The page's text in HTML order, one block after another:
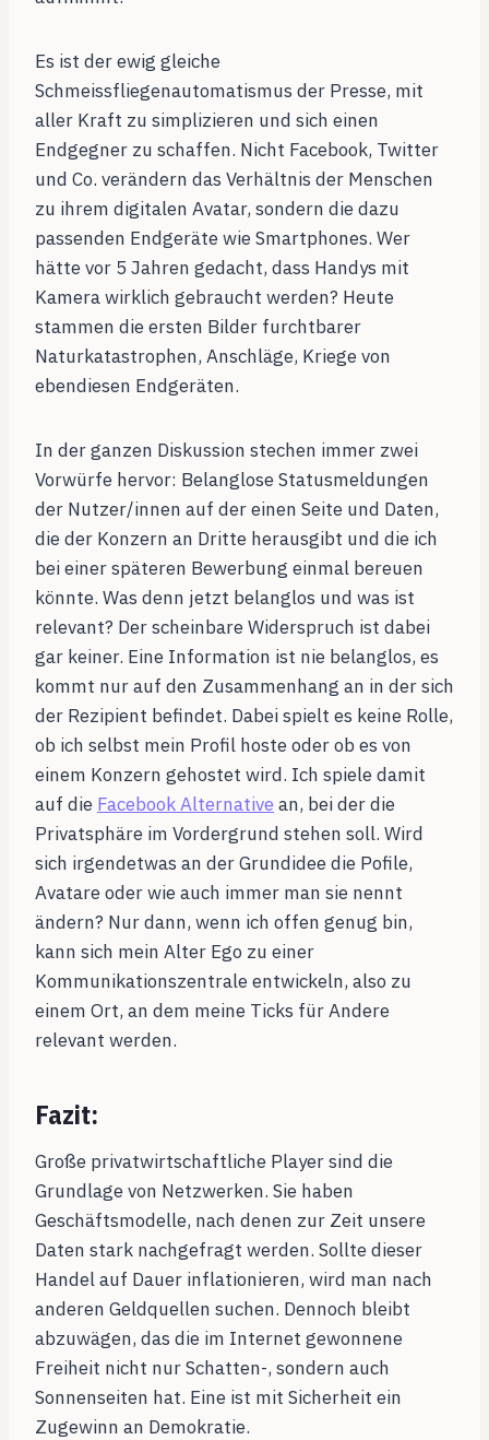
Es ist der ewig gleiche
Schmeissfliegenautomatismus der Presse, mit
aller Kraft zu simplizieren und sich einen
Endgegner zu schaffen. Nicht Facebook, Twitter
und Co. verändern das Verhältnis der Menschen
zu ihrem digitalen Avatar, sondern die dazu
passenden Endgeräte wie Smartphones. Wer
hätte vor 5 Jahren gedacht, dass Handys mit
Kamera wirklich gebraucht werden? Heute
stammen die ersten Bilder furchtbarer
Naturkatastrophen, Anschläge, Kriege von
ebendiesen Endgeräten.
In der ganzen Diskussion stechen immer zwei
Vorwürfe hervor: Belanglose Statusmeldungen
der Nutzer/innen auf der einen Seite und Daten,
die der Konzern an Dritte herausgibt und die ich
bei einer späteren Bewerbung einmal bereuen
könnte. Was denn jetzt belanglos und was ist
relevant? Der scheinbare Widerspruch ist dabei
gar keiner. Eine Information ist nie belanglos, es
kommt nur auf den Zusammenhang an in der sich
der Rezipient befindet. Dabei spielt es keine Rolle,
ob ich selbst mein Profil hoste oder ob es von
einem Konzern gehostet wird. Ich spiele damit
auf die Facebook Alternative an, bei der die
Privatsphäre im Vordergrund stehen soll. Wird
sich irgendetwas an der Grundidee die Pofile,
Avatare oder wie auch immer man sie nennt
ändern? Nur dann, wenn ich offen genug bin,
kann sich mein Alter Ego zu einer
Kommunikationszentrale entwickeln, also zu
einem Ort, an dem meine Ticks für Andere
relevant werden.
Fazit:
Große privatwirtschaftliche Player sind die
Grundlage von Netzwerken. Sie haben
Geschäftsmodelle, nach denen zur Zeit unsere
Daten stark nachgefragt werden. Sollte dieser
Handel auf Dauer inflationieren, wird man nach
anderen Geldquellen suchen. Dennoch bleibt
abzuwägen, das die im Internet gewonnene
Freiheit nicht nur Schatten-, sondern auch
Sonnenseiten hat. Eine ist mit Sicherheit ein
Zugewinn an Demokratie.